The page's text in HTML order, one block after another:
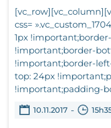
css=
1px
!important;border-
!important;border-
top: 24px
!important;padding-
10.11.2017 -